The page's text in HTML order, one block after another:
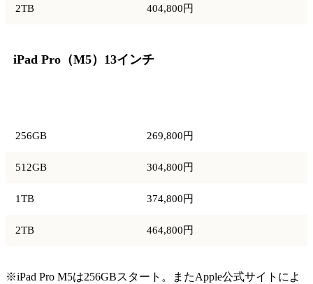
2TB 404,800円
iPad Pro（M5）13インチ
256GB 269,800円
512GB 304,800円
1TB 374,800円
2TB 464,800円
※iPad Pro M5は256GBスタート。またApple公式サイトによ